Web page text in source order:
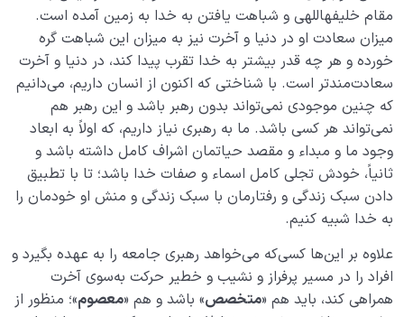
شباهت با امام چیست؟ چه‌موقع به ضرورت شباهت با امام
می‌رسیم؟
راه تقرب و نزدیکی به خدا چیست و این مسیر را چگونه باید
طی کرد؟
پاسخ به یک سؤال پرتکرار؛ چرا باید تقلید کنیم؟!
نسبت دنیا به آخرت 0/24
سنّت‌های الهی
مرگ یا تولد؟ 0/13
مقام خلیفهاللهی و شباهت یافتن به خدا به زمین آمده است.
میزان سعادت او در دنیا و آخرت نیز به میزان این شباهت گره
خورده و هر چه قدر بیشتر به خدا تقرب پیدا کند، در دنیا و آخرت
سعادت‌مندتر است. با شناختی که اکنون از انسان داریم، می‌دانیم
که چنین موجودی نمی‌تواند بدون رهبر باشد و این رهبر هم
نمی‌تواند هر کسی باشد. ما به رهبری نیاز داریم، که اولاً به ابعاد
وجود ما و مبداء و مقصد حیاتمان اشراف کامل داشته باشد و
ثانیاً، خودش تجلی کامل اسماء و صفات خدا باشد؛ تا با تطبیق
دادن سبک زندگی و رفتارمان با سبک زندگی و منش او خودمان را
به خدا شبیه کنیم.
علاوه بر این‌ها کسی‌که می‌خواهد رهبری جامعه را به عهده بگیرد و
افراد را در مسیر پرفراز و نشیب و خطیر حرکت به‌سوی آخرت
همراهی کند، باید هم «متخصص» باشد و هم «معصوم»؛ منظور از